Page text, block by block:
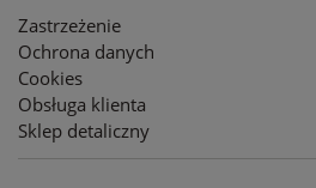
Zastrzeżenie
Ochrona danych
Cookies
Obsługa klienta
Sklep detaliczny